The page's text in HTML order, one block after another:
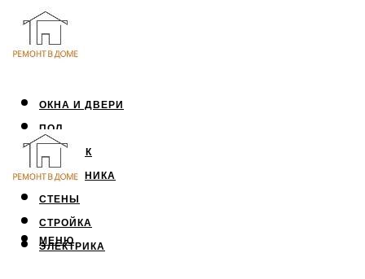
ОКНА И ДВЕРИ
ПОЛ
ПОТОЛОК
САНТЕХНИКА
СТЕНЫ
СТРОЙКА
ЭЛЕКТРИКА
МЕНЮ